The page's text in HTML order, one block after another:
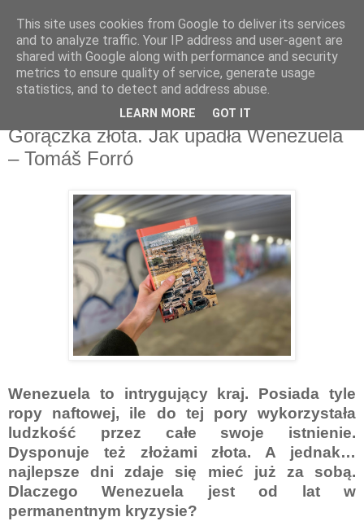
Recenzje na widelcu
Portal kulturalny - książki, recenzje, inspiracje, konkursy.
niedziela, 22 października 2023
Gorączka złota. Jak upadła Wenezuela
– Tomáš Forró
Wenezuela to intrygujący kraj. Posiada tyle
ropy naftowej, ile do tej pory wykorzystała
ludzkość przez całe swoje istnienie.
Dysponuje też złożami złota. A jednak…
najlepsze dni zdaje się mieć już za sobą.
Dlaczego Wenezuela jest od lat w
permanentnym kryzysie?
This site uses cookies from Google to deliver its services
and to analyze traffic. Your IP address and user-agent are
shared with Google along with performance and security
metrics to ensure quality of service, generate usage
statistics, and to detect and address abuse.
LEARN MORE GOT IT